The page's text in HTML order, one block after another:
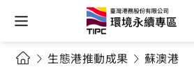
生態港推動成果 蘇澳港